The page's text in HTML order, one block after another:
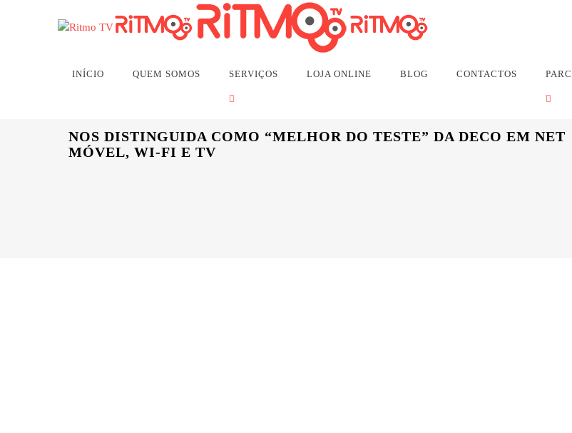
ALERTA: Streaming Ritmo TV (anteriormente TV Express) no Brasil não
INÍCIO QUEM SOMOS SERVIÇOS LOJA ONLINE BLOG CONTACTOS
NOS DISTINGUIDA COMO “MELHOR DO TESTE” DA DECO EM NET
MÓVEL, WI-FI E TV